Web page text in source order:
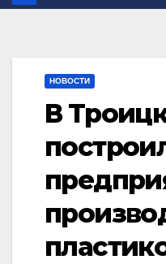
НОВОСТИ
В